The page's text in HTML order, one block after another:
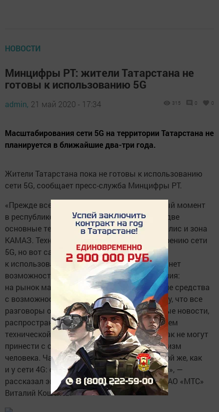
НОВОСТИ
Минцифры РТ: жители Татарстана не
готовы к использованию 5G
admin, 21 май 2020 - 17:34 315 0 0
Масштабирования сети 5G на территории Татарстана не
планируется в ближайшие два-три года.
Жители Татарстана пока не готовы к использованию
сети 5G, сообщает пресс-служба Минцифры РТ.
«Прежде всего, нужно сказать, что на данный момент
в республике нет сети 5G. Однако имеются две
основные тестовые зоны сети: зона Иннополис и зона
КАМАЗ. Технически Татарстан готов к внедрению сети
5G, но вот сами жители вряд ли готовы
к использованию этих ресурсов. У них пока нет
возможностей оценить сеть нового поколения:
на рынок массово не поступают технические средства
с возможностью приема сигнала 5G. Отмечу, что все
разговоры о вреде вышек 5G — это фейковые новости,
распространяемые людьми с низким уровнем
технической грамотности. Радиоволны никак не могут
принести с собой вирусы или войти в организм
человека. Частотный диапазон сети 5G такой же, как
и у сети 4G: он не влияет на здоровье людей», —
рассказал эксперт, технический директор ПАО «МТС»
Виталий Кошелев.